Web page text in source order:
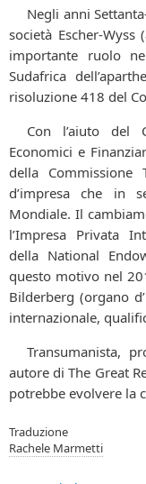
Negli anni
società Escher-
importante ruolo
Sudafrica
risoluzione 418 del
Con l’aiuto del
Economici e
della
d’impresa che in
Mondiale. Il
l’Impresa Privata
della National
questo motivo nel
Bilderberg (organo
internazionale,
Transumanista,
autore di The Great
potrebbe evolvere la
Traduzione
Rachele Marmetti